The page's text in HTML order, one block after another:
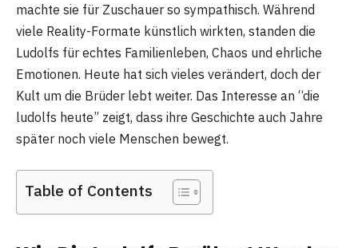
machte sie für Zuschauer so sympathisch. Während
viele Reality-Formate künstlich wirkten, standen die
Ludolfs für echtes Familienleben, Chaos und ehrliche
Emotionen. Heute hat sich vieles verändert, doch der
Kult um die Brüder lebt weiter. Das Interesse an “die
ludolfs heute” zeigt, dass ihre Geschichte auch Jahre
später noch viele Menschen bewegt.
Table of Contents